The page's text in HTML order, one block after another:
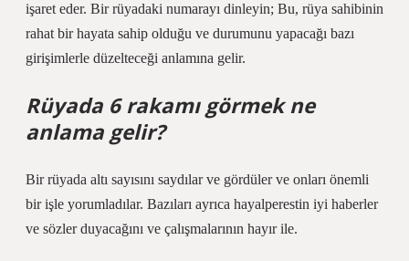
işaret eder. Bir rüyadaki numarayı dinleyin; Bu, rüya sahibinin
rahat bir hayata sahip olduğu ve durumunu yapacağı bazı
girişimlerle düzelteceği anlamına gelir.
Rüyada 6 rakamı görmek ne
anlama gelir?
Bir rüyada altı sayısını saydılar ve gördüler ve onları önemli
bir işle yorumladılar. Bazıları ayrıca hayalperestin iyi haberler
ve sözler duyacağını ve çalışmalarının hayır ile.